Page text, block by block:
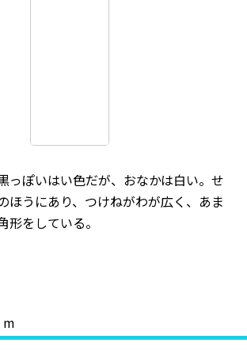
っぽいはい色だが、おなかは白い。せ
ほうにあり、つけねがわが広く、あま
形をしている。
m